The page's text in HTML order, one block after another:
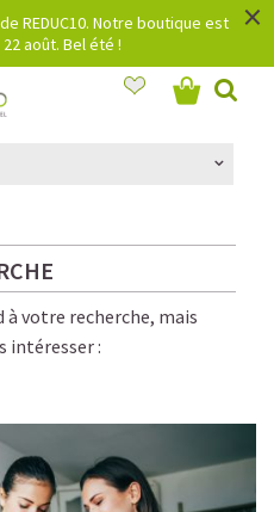
REDUC10. Notre boutique est
août. Bel été !
×
à votre recherche, mais
intéresser :